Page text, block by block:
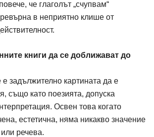
че глаголът „счупвам“
в неприятно клише от
книги да се доближават до
задължително картината да е
също като поезията, допуска
Освен това когато
естетична, няма никакво значение
речева.